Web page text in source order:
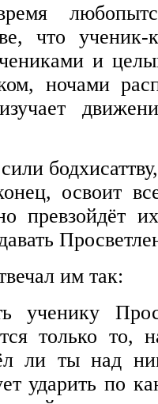
что ученик-
и
ночами
освоит
превзойдёт
им так:
ученику
только то,
ли ты над
ударить по